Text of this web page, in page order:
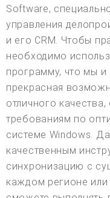
Software,
управления
и его CRM. Чтобы
необходимо
программу, что мы и
прекрасная
отличного
требованиям по
системе Windows.
качественным
синхронизацию с
каждом регионе